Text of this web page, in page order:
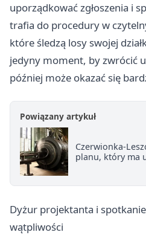
uporządkować zgłoszenia i
trafia do procedury w
które śledzą losy swojej
jedyny moment, by zwrócić
później może okazać się
Powiązany artykuł
Czerwionka-
planu, który ma
Dyżur projektanta i
wątpliwości